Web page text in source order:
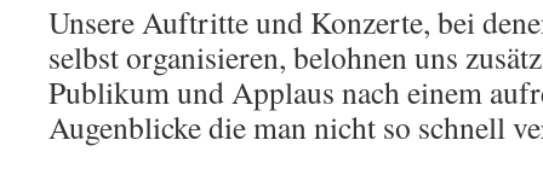
Unsere Auftritte und Konzerte, bei
selbst organisieren, belohnen uns
Publikum und Applaus nach einem
Augenblicke die man nicht so schnell